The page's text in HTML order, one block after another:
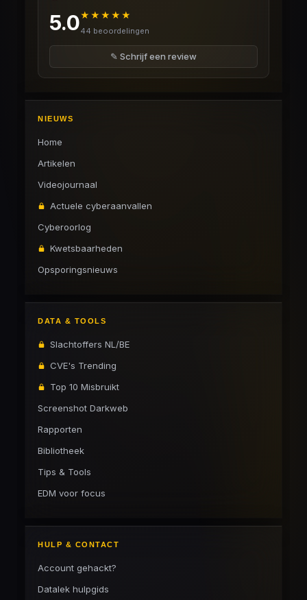
5.0★★★★★
44 beoordelingen
✎ Schrijf een review
NIEUWS
Home
Artikelen
Videojournaal
Actuele cyberaanvallen
Cyberoorlog
Kwetsbaarheden
Opsporingsnieuws
DATA & TOOLS
Slachtoffers NL/BE
CVE's Trending
Top 10 Misbruikt
Screenshot Darkweb
Rapporten
Bibliotheek
Tips & Tools
EDM voor focus
HULP & CONTACT
Account gehackt?
Datalek hulpgids